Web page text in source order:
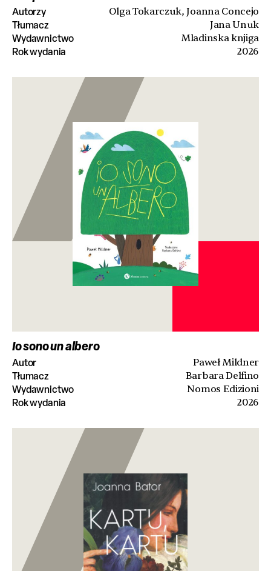
Autorzy Olga Tokarczuk, Joanna Concejo
Tłumacz Jana Unuk
Wydawnictwo Mladinska knjiga
Rok wydania 2026
Io sono un albero
Autor Paweł Mildner
Tłumacz Barbara Delfino
Wydawnictwo Nomos Edizioni
Rok wydania 2026